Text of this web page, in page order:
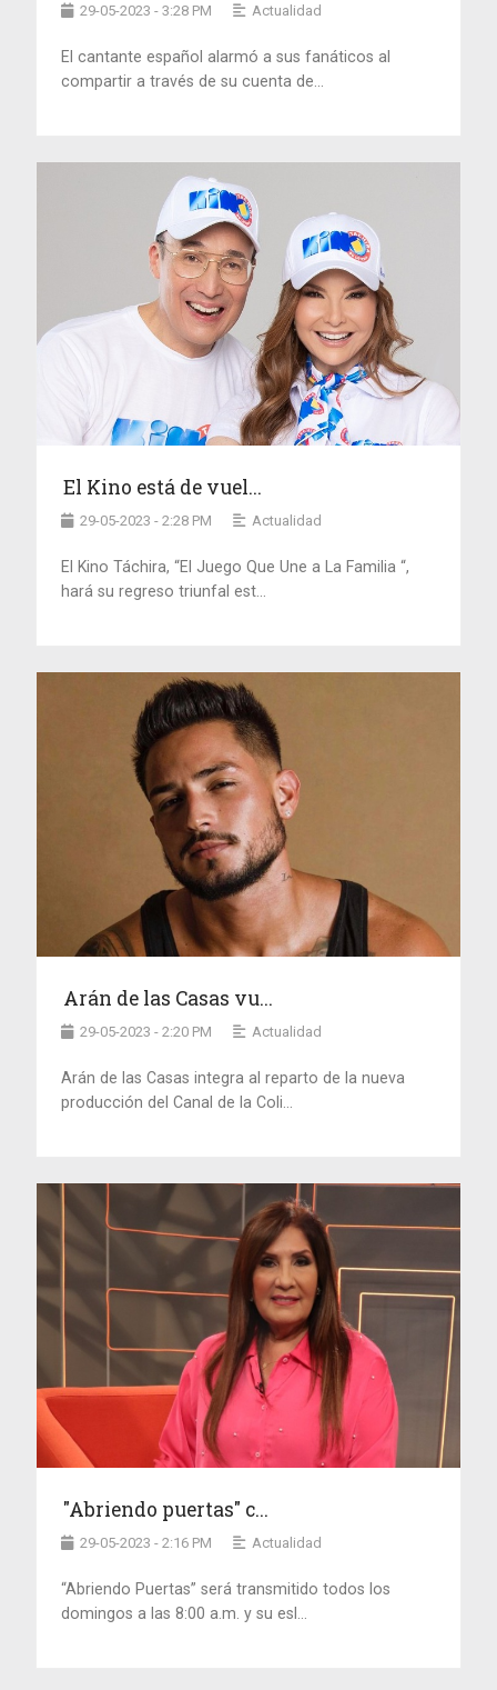
29-05-2023 - 3:28 PM Actualidad
El cantante español alarmó a sus fanáticos al
compartir a través de su cuenta de...
El Kino está de vuel...
29-05-2023 - 2:28 PM Actualidad
El Kino Táchira, “El Juego Que Une a La Familia “,
hará su regreso triunfal est...
Arán de las Casas vu...
29-05-2023 - 2:20 PM Actualidad
Arán de las Casas integra al reparto de la nueva
producción del Canal de la Coli...
"Abriendo puertas" c...
29-05-2023 - 2:16 PM Actualidad
“Abriendo Puertas” será transmitido todos los
domingos a las 8:00 a.m. y su esl...